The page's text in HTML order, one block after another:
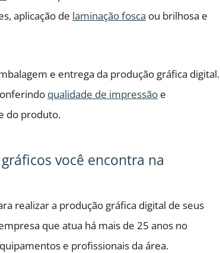
aplicação de laminação fosca ou brilhosa e
e entrega da produção gráfica digital.
qualidade de impressão e
do produto.
você encontra na
realizar a produção gráfica digital de seus
que atua há mais de 25 anos no
e profissionais da área.